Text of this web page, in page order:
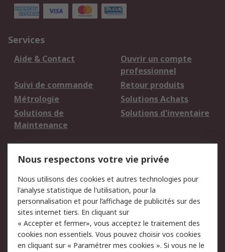
Services
Aide & Contact
Ouvrir un compte
professionnel
Suivi de commande
Retour produits
Métrologie
Solutions Achats
Solutions de
Maintenance
Solutions d'inventaire
du site
Politique de protection
des données - Mise à
jour
Sécurité des E-mails
Conditions générales
de vente
Politique anti-
corruption
Nous respectons votre vie privée
Nous utilisons des cookies et autres technologies pour
l'analyse statistique de l'utilisation, pour la
personnalisation et pour l’affichage de publicités sur des
sites internet tiers. En cliquant sur
« Accepter et fermer», vous acceptez le traitement des
cookies non essentiels. Vous pouvez choisir vos cookies
en cliquant sur « Paramétrer mes cookies ». Si vous ne le